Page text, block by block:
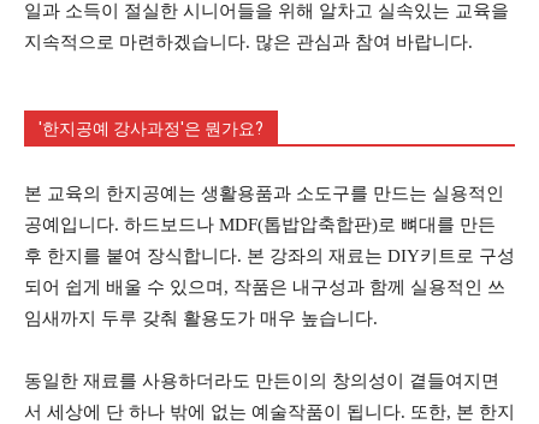
일과 소득이 절실한 시니어들을 위해 알차고 실속있는 교육을
지속적으로 마련하겠습니다. 많은 관심과 참여 바랍니다.
'한지공예 강사과정'은 뭔가요?
본 교육의 한지공예는 생활용품과 소도구를 만드는 실용적인
공예입니다. 하드보드나 MDF(톱밥압축합판)로 뼈대를 만든
후 한지를 붙여 장식합니다. 본 강좌의 재료는 DIY키트로 구성
되어 쉽게 배울 수 있으며, 작품은 내구성과 함께 실용적인 쓰
임새까지 두루 갖춰 활용도가 매우 높습니다.
동일한 재료를 사용하더라도 만든이의 창의성이 곁들여지면
서 세상에 단 하나 밖에 없는 예술작품이 됩니다. 또한, 본 한지